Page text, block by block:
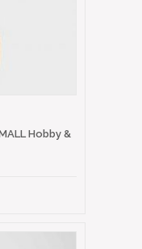
Hobby &